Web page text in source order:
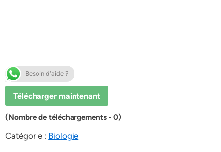
Besoin d'aide ?
Télécharger maintenant
(Nombre de téléchargements - 0)
Catégorie : Biologie